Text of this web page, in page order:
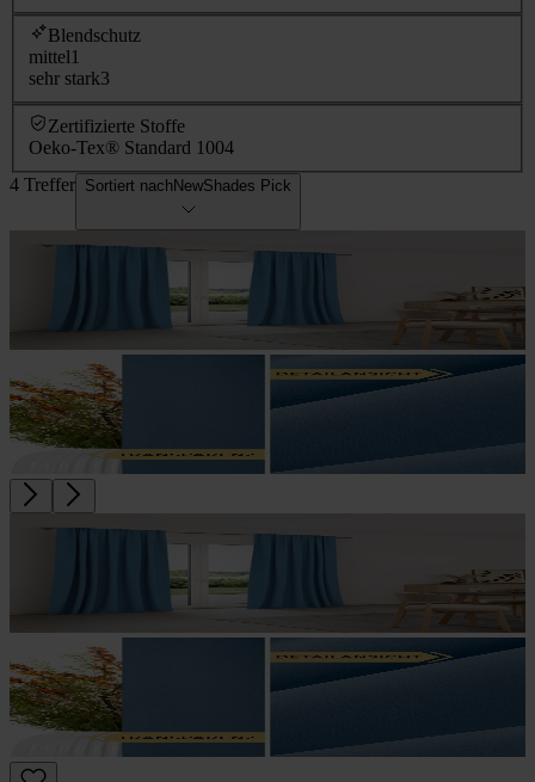
Blendschutz
mittel1
sehr stark3
Zertifizierte Stoffe
Oeko-Tex® Standard 1004
4 Treffer Sortiert nachNewShades Pick